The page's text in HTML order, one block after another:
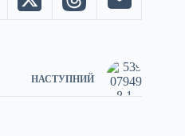
НАСТУПНИЙ